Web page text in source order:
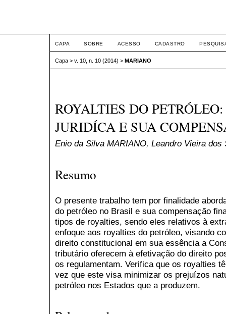
CAPA SOBRE ACESSO CADASTRO
Capa > v. 10, n. 10 (2014) > MARIANO
ROYALTIES DO
JURIDÍCA E SUA
Enio da Silva MARIANO, Leandro Vieira dos
Resumo
O presente trabalho tem por finalidade
do petróleo no Brasil e sua compensação
tipos de royalties, sendo eles relativos à
enfoque aos royalties do petróleo, visando
direito constitucional em sua essência a
tributário oferecem à efetivação do direito
os regulamentam. Verifica que os royalties
vez que este visa minimizar os prejuízos
petróleo nos Estados que a produzem.